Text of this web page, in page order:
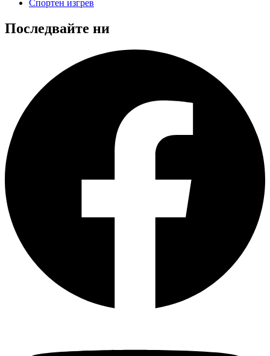
Спортен изгрев
Последвайте ни